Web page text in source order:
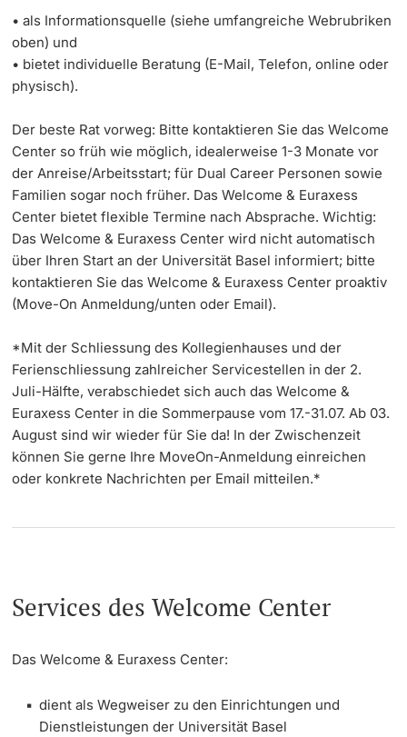
weitere Informationen
Dozierende
weitere Informationen
Fundraising
Merchandise
KI-Initiative
Notfall & Beratung
Kontakt & Anfahrt
• als Informationsquelle (siehe umfangreiche Webrubriken
oben) und
• bietet individuelle Beratung (E-Mail, Telefon, online oder
physisch).
Der beste Rat vorweg: Bitte kontaktieren Sie das Welcome
Center so früh wie möglich, idealerweise 1-3 Monate vor
der Anreise/Arbeitsstart; für Dual Career Personen sowie
Familien sogar noch früher. Das Welcome & Euraxess
Center bietet flexible Termine nach Absprache. Wichtig:
Das Welcome & Euraxess Center wird nicht automatisch
über Ihren Start an der Universität Basel informiert; bitte
kontaktieren Sie das Welcome & Euraxess Center proaktiv
(Move-On Anmeldung/unten oder Email).
*Mit der Schliessung des Kollegienhauses und der
Ferienschliessung zahlreicher Servicestellen in der 2.
Juli-Hälfte, verabschiedet sich auch das Welcome &
Euraxess Center in die Sommerpause vom 17.-31.07. Ab 03.
August sind wir wieder für Sie da! In der Zwischenzeit
können Sie gerne Ihre MoveOn-Anmeldung einreichen
oder konkrete Nachrichten per Email mitteilen.*
Services des Welcome Center
Das Welcome & Euraxess Center:
dient als Wegweiser zu den Einrichtungen und
Dienstleistungen der Universität Basel